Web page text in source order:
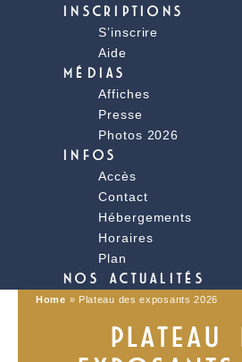
INSCRIPTIONS
S’inscrire
Aide
MÉDIAS
Affiches
Presse
Photos 2026
INFOS
Accès
Contact
Hébergements
Horaires
Plan
NOS ACTUALITÉS
Home » Plateau des exposants 2026
PLATEAU